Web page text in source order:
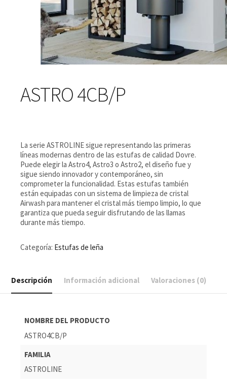
ASTRO 4CB/P
La serie ASTROLINE sigue representando las primeras
líneas modernas dentro de las estufas de calidad Dovre.
Puede elegir la Astro4, Astro3 o Astro2, el diseño fue y
sigue siendo innovador y contemporáneo, sin
comprometer la funcionalidad. Estas estufas también
están equipadas con un sistema de limpieza de cristal
Airwash para mantener el cristal más tiempo limpio, lo que
garantiza que pueda seguir disfrutando de las llamas
durante más tiempo.
Categoría: Estufas de leña
Descripción Información adicional Valoraciones (0)
NOMBRE DEL PRODUCTO
ASTRO4CB/P
FAMILIA
ASTROLINE